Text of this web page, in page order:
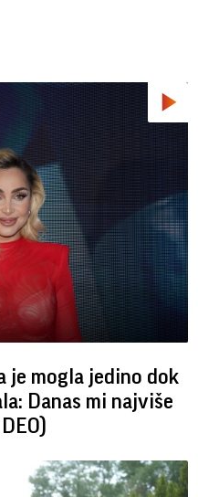
je mogla jedino dok
Danas mi najviše